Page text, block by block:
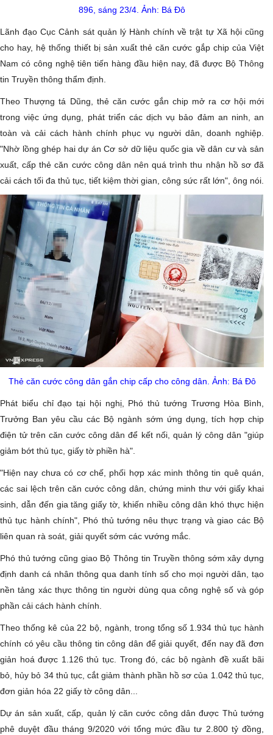
896, sáng 23/4. Ảnh: Bá Đô
Lãnh đạo Cục Cảnh sát quản lý Hành chính về trật tự Xã hội cũng
cho hay, hệ thống thiết bị sản xuất thẻ căn cước gắp chip của Việt
Nam có công nghệ tiên tiến hàng đầu hiện nay, đã được Bộ Thông
tin Truyền thông thẩm định.
Theo Thượng tá Dũng, thẻ căn cước gắn chip mở ra cơ hội mới
trong việc ứng dụng, phát triển các dịch vụ bảo đảm an ninh, an
toàn và cải cách hành chính phục vụ người dân, doanh nghiệp.
"Nhờ lồng ghép hai dự án Cơ sở dữ liệu quốc gia về dân cư và sản
xuất, cấp thẻ căn cước công dân nên quá trình thu nhận hồ sơ đã
cải cách tối đa thủ tục, tiết kiệm thời gian, công sức rất lớn", ông nói.
Thẻ căn cước công dân gắn chip cấp cho công dân. Ảnh: Bá Đô
Phát biểu chỉ đạo tại hội nghị, Phó thủ tướng Trương Hòa Bình,
Trưởng Ban yêu cầu các Bộ ngành sớm ứng dụng, tích hợp chip
điện tử trên căn cước công dân để kết nối, quản lý công dân "giúp
giảm bớt thủ tục, giấy tờ phiền hà".
"Hiện nay chưa có cơ chế, phối hợp xác minh thông tin quê quán,
các sai lệch trên căn cước công dân, chứng minh thư với giấy khai
sinh, dẫn đến gia tăng giấy tờ, khiến nhiều công dân khó thực hiện
thủ tục hành chính", Phó thủ tướng nêu thực trạng và giao các Bộ
liên quan rà soát, giải quyết sớm các vướng mắc.
Phó thủ tướng cũng giao Bộ Thông tin Truyền thông sớm xây dựng
định danh cá nhân thông qua danh tính số cho mọi người dân, tạo
nền tảng xác thực thông tin người dùng qua công nghệ số và góp
phần cải cách hành chính.
Theo thống kê của 22 bộ, ngành, trong tổng số 1.934 thủ tục hành
chính có yêu cầu thông tin công dân để giải quyết, đến nay đã đơn
giản hoá được 1.126 thủ tục. Trong đó, các bộ ngành đề xuất bãi
bỏ, hủy bỏ 34 thủ tục, cắt giảm thành phần hồ sơ của 1.042 thủ tục,
đơn giản hóa 22 giấy tờ công dân...
Dự án sản xuất, cấp, quản lý căn cước công dân được Thủ tướng
phê duyệt đầu tháng 9/2020 với tổng mức đầu tư 2.800 tỷ đồng,